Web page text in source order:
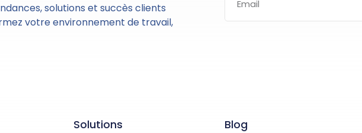
solutions et succès clients
votre environnement de travail,
Solutions Blog